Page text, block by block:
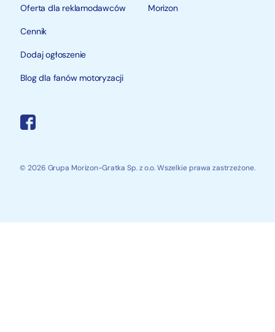
Oferta dla reklamodawców
Cennik
Dodaj ogłoszenie
Blog dla fanów motoryzacji
Morizon
© 2026 Grupa Morizon-Gratka Sp. z o.o. Wszelkie prawa zastrzeżone.